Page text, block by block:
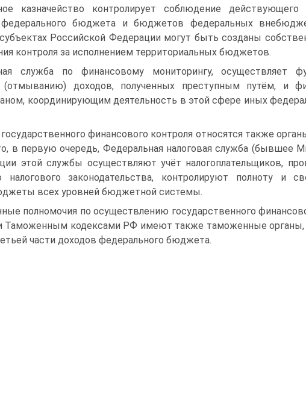
казначейство контролирует соблюдение действующего
федерального бюджета и бюджетов федеральных
Российской Федерации могут быть созданы
контроля за исполнением территориальных бюджетов.
служба по финансовому мониторингу, осуществляет
(отмыванию) доходов, полученных преступным путём, и
координирующим деятельность в этой сфере иных
финансового контроля относятся также
в первую очередь, Федеральная налоговая служба (бывшее
этой службы осуществляют учёт налогоплательщиков,
законодательства, контролируют полноту и
всех уровней бюджетной системы.
полномочия по осуществлению государственного
Таможенным кодексами РФ имеют также таможенные органы,
части доходов федерального бюджета.